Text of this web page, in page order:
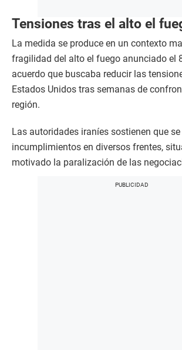
Tensiones tras el alto el
La medida se produce en un contexto
fragilidad del alto el fuego anunciado el
acuerdo que buscaba reducir las
Estados Unidos tras semanas de
región.
Las autoridades iraníes sostienen que
incumplimientos en diversos frentes,
motivado la paralización de las